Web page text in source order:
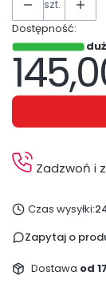
szt.
Dostępność:
Cena
Zadzwoń i
Czas wysyłki:
Zapytaj o
Dostawa od